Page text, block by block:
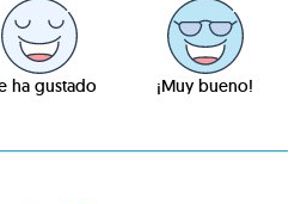
ha gustado ¡Muy bueno!